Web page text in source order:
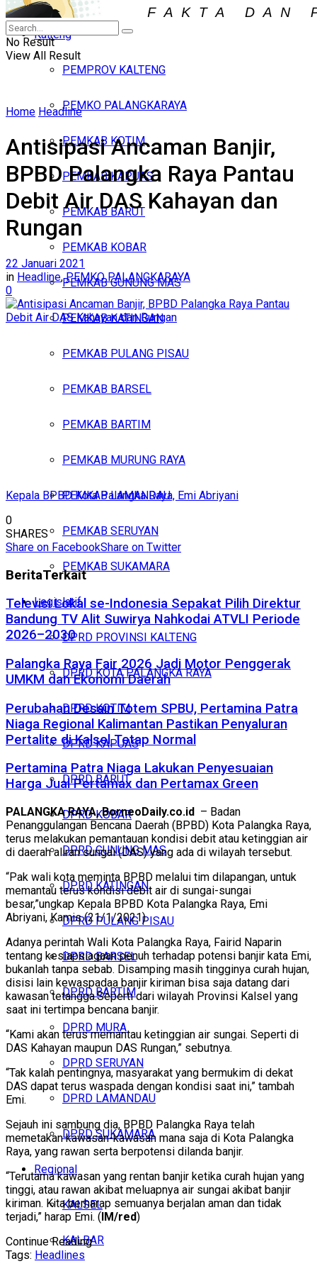
Iklan
Kamis, Agustus 6, 2026
Kalteng
PEMPROV KALTENG
PEMKO PALANGKARAYA
PEMKAB KOTIM
PEMKAB KAPUAS
PEMKAB BARUT
PEMKAB KOBAR
PEMKAB GUNUNG MAS
PEMKAB KATINGAN
PEMKAB PULANG PISAU
PEMKAB BARSEL
PEMKAB BARTIM
PEMKAB MURUNG RAYA
PEMKAB LAMANDAU
PEMKAB SERUYAN
PEMKAB SUKAMARA
Legislatif
DPRD PROVINSI KALTENG
DPRD KOTA PALANGKA RAYA
DPRD KOTIM
DPRD KAPUAS
DPRD BARUT
DPRD KOBAR
DPRD GUNUNG MAS
DPRD KATINGAN
DPRD PULANG PISAU
DPRD BARSEL
DPRD BARTIM
DPRD MURA
DPRD SERUYAN
DPRD LAMANDAU
DPRD SUKAMARA
Regional
KALSEL
KALBAR
No Result
View All Result
Home Headline
Antisipasi Ancaman Banjir,
BPBD Palangka Raya Pantau
Debit Air DAS Kahayan dan
Rungan
22 Januari 2021
in Headline,PEMKO PALANGKARAYA
0
Kepala BPBD Kota Palangka Raya, Emi Abriyani
0
SHARES
Share on FacebookShare on Twitter
BeritaTerkait
Televisi Lokal se-Indonesia Sepakat Pilih Direktur
Bandung TV Alit Suwirya Nahkodai ATVLI Periode
2026–2030
Palangka Raya Fair 2026 Jadi Motor Penggerak
UMKM dan Ekonomi Daerah
Perubahan Desain Totem SPBU, Pertamina Patra
Niaga Regional Kalimantan Pastikan Penyaluran
Pertalite di Kalsel Tetap Normal
Pertamina Patra Niaga Lakukan Penyesuaian
Harga Jual Pertamax dan Pertamax Green
PALANGKA RAYA, BorneoDaily.co.id – Badan
Penanggulangan Bencana Daerah (BPBD) Kota Palangka Raya,
terus melakukan pemantauan kondisi debit atau ketinggian air
di daerah aliran sungai (DAS) yang ada di wilayah tersebut.
“Pak wali kota meminta BPBD melalui tim dilapangan, untuk
memantau terus kondisi debit air di sungai-sungai
besar,”ungkap Kepala BPBD Kota Palangka Raya, Emi
Abriyani, Kamis (21/1/2021).
Adanya perintah Wali Kota Palangka Raya, Fairid Naparin
tentang kesiapsiagaan penuh terhadap potensi banjir kata Emi,
bukanlah tanpa sebab. Disamping masih tingginya curah hujan,
disisi lain kewaspadaa banjir kiriman bisa saja datang dari
kawasan tetangga.Seperti dari wilayah Provinsi Kalsel yang
saat ini tertimpa bencana banjir.
“Kami akan terus memantau ketinggian air sungai. Seperti di
DAS Kahayan maupun DAS Rungan,” sebutnya.
“Tak kalah pentingnya, masyarakat yang bermukim di dekat
DAS dapat terus waspada dengan kondisi saat ini,” tambah
Emi.
Sejauh ini sambung dia, BPBD Palangka Raya telah
memetakan kawasan-kawasan mana saja di Kota Palangka
Raya, yang rawan serta berpotensi dilanda banjir.
“Terutama kawasan yang rentan banjir ketika curah hujan yang
tinggi, atau rawan akibat meluapnya air sungai akibat banjir
kiriman. Kita berharap semuanya berjalan aman dan tidak
terjadi,” harap Emi. ( IM/red)
Continue Reading
Tags: Headlines